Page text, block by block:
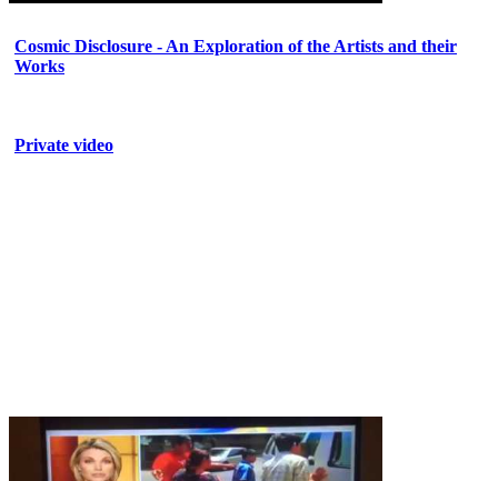
Cosmic Disclosure - An Exploration of the Artists and their
Works
Private video